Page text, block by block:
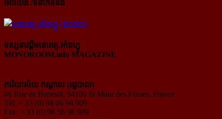
អំពីយើង /ទំនាក់ទំនង
ទស្សនាវដ្ដីមនោរម្យ.អាំងហ្វូ
MONOROOM.info MAGAZINE
ការិយាល័យ កណ្ដាល (រដ្ឋបាល)
#6 Rue de Breteuil, 94100 St Maur des Fosses, France
Tél: + 33 (0) 98 06 98 909
Fax: + 33 (0) 98 56 98 909